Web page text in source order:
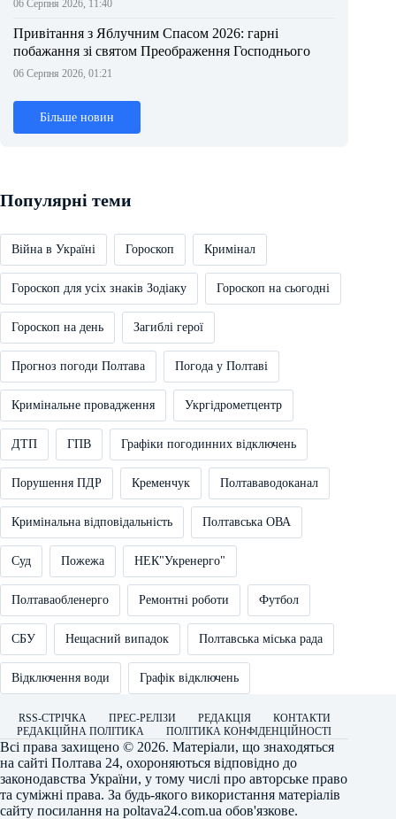
06 Серпня 2026, 11:40
Привітання з Яблучним Спасом 2026: гарні
побажання зі святом Преображення Господнього
06 Серпня 2026, 01:21
Більше новин
Популярні теми
Війна в Україні Гороскоп Кримінал
Гороскоп для усіх знаків Зодіаку Гороскоп на сьогодні
Гороскоп на день Загиблі герої
Прогноз погоди Полтава Погода у Полтаві
Кримінальне провадження Укргідрометцентр
ДТП ГПВ Графіки погодинних відключень
Порушення ПДР Кременчук Полтававодоканал
Кримінальна відповідальність Полтавська ОВА
Суд Пожежа НЕК"Укренерго"
Полтаваобленерго Ремонтні роботи Футбол
СБУ Нещасний випадок Полтавська міська рада
Відключення води Графік відключень
RSS-СТРІЧКА ПРЕС-РЕЛІЗИ РЕДАКЦІЯ
КОНТАКТИ
РЕДАКЦІЙНА ПОЛІТИКА
ПОЛІТИКА КОНФІДЕНЦІЙНОСТІ
Всі права захищено © 2026. Матеріали, що знаходяться
на сайті Полтава 24, охороняються відповідно до
законодавства України, у тому числі про авторське право
та суміжні права. За будь-якого використання матеріалів
сайту посилання на poltava24.com.ua обов'язкове.